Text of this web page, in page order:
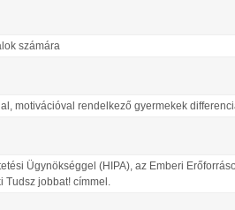
számára
motivációval rendelkező gyermekek
Ügynökséggel (HIPA), az Emberi
jobbat! címmel.